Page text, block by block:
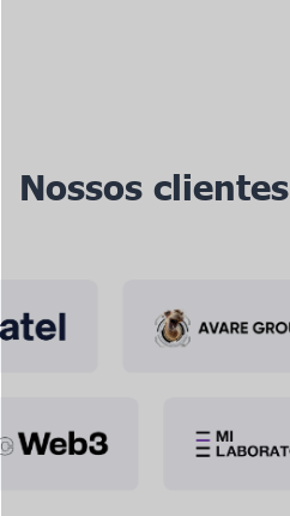
Nossos clientes